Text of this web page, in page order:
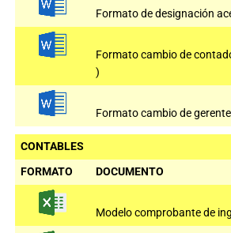
Formato de designación
Formato cambio de
)
Formato cambio de
CONTABLES
FORMATO
DOCUMENTO
Modelo comprobante de